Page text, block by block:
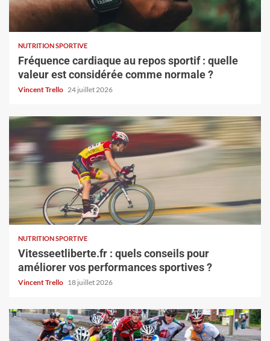
NUTRITION SPORTIVE
Fréquence cardiaque au repos sportif : quelle
valeur est considérée comme normale ?
Vincent Trello 24 juillet 2026
NUTRITION SPORTIVE
Vitesseetliberte.fr : quels conseils pour
améliorer vos performances sportives ?
Vincent Trello 18 juillet 2026